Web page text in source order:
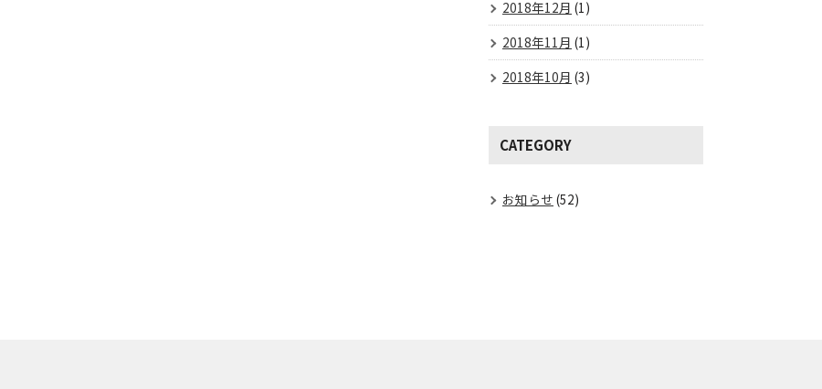
2018年12月 (1)
2018年11月 (1)
2018年10月 (3)
CATEGORY
お知らせ (52)